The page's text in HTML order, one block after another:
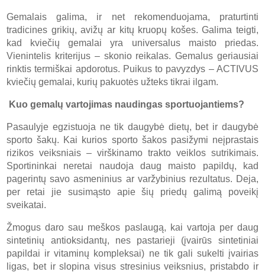
Gemalais galima, ir net rekomenduojama, praturtinti
tradicines grikių, avižų ar kitų kruopų košes. Galima teigti,
kad kviečių gemalai yra universalus maisto priedas.
Vienintelis kriterijus – skonio reikalas. Gemalus geriausiai
rinktis termiškai apdorotus. Puikus to pavyzdys – ACTIVUS
kviečių gemalai, kurių pakuotės užteks tikrai ilgam.
Kuo gemalų vartojimas naudingas sportuojantiems?
Pasaulyje egzistuoja ne tik daugybė dietų, bet ir daugybė
sporto šakų. Kai kurios sporto šakos pasižymi neįprastais
rizikos veiksniais – virškinamo trakto veiklos sutrikimais.
Sportininkai neretai naudoja daug maisto papildų, kad
pagerintų savo asmeninius ar varžybinius rezultatus. Deja,
per retai jie susimąsto apie šių priedų galimą poveikį
sveikatai.
Žmogus daro sau meškos paslaugą, kai vartoja per daug
sintetinių antioksidantų, nes pastarieji (įvairūs sintetiniai
papildai ir vitaminų kompleksai) ne tik gali sukelti įvairias
ligas, bet ir slopina visus stresinius veiksnius, pristabdo ir